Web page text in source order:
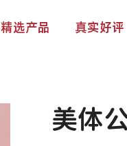
精选产品 真实好评
美体